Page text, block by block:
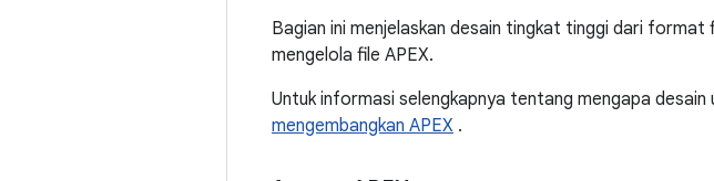
Bagian ini menjelaskan desain tingkat tinggi dari format
mengelola file APEX.
Untuk informasi selengkapnya tentang mengapa desain
mengembangkan APEX .